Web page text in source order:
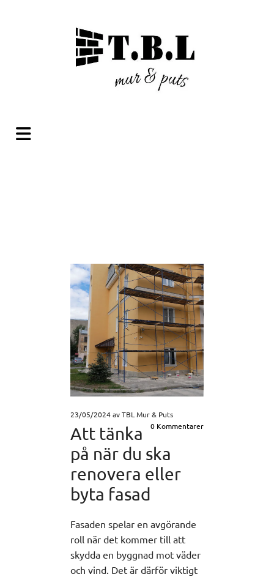
23/05/2024av TBL Mur & Puts
0 Kommentarer
Att tänka
på när du ska
renovera eller
byta fasad
Fasaden spelar en avgörande
roll när det kommer till att
skydda en byggnad mot väder
och vind. Det är därför viktigt